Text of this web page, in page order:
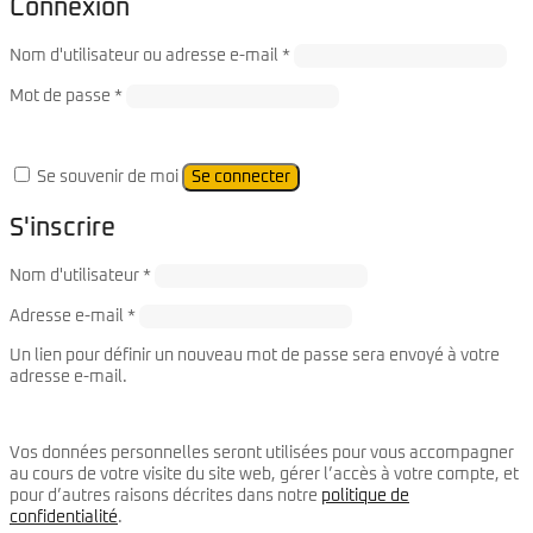
Connexion
Nom d'utilisateur ou adresse e-mail *Required
Mot de passe *Required
Se souvenir de moi Se connecter
S'inscrire
Nom d'utilisateur *Required
Adresse e-mail *Required
Un lien pour définir un nouveau mot de passe sera envoyé à votre
adresse e-mail.
Vos données personnelles seront utilisées pour vous accompagner
au cours de votre visite du site web, gérer l’accès à votre compte, et
pour d’autres raisons décrites dans notre politique de
confidentialité.